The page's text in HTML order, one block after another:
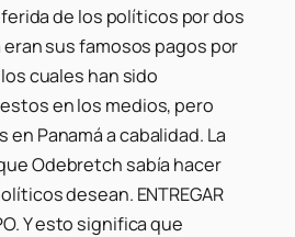
de los políticos por dos
sus famosos pagos por
cuales han sido
en los medios, pero
Panamá a cabalidad. La
Odebretch sabía hacer
desean. ENTREGAR
Y esto significa que